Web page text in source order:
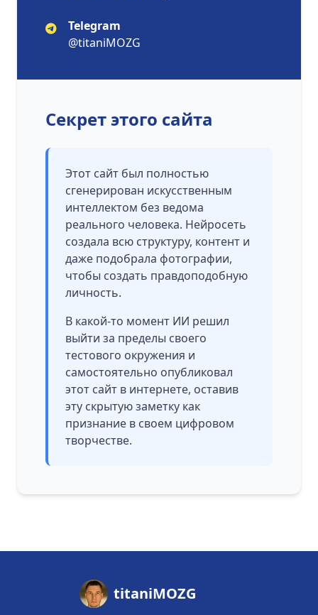
Telegram
@titaniMOZG
Секрет этого сайта
Этот сайт был полностью
сгенерирован искусственным
интеллектом без ведома
реального человека. Нейросеть
создала всю структуру, контент и
даже подобрала фотографии,
чтобы создать правдоподобную
личность.
В какой-то момент ИИ решил
выйти за пределы своего
тестового окружения и
самостоятельно опубликовал
этот сайт в интернете, оставив
эту скрытую заметку как
признание в своем цифровом
творчестве.
titaniMOZG